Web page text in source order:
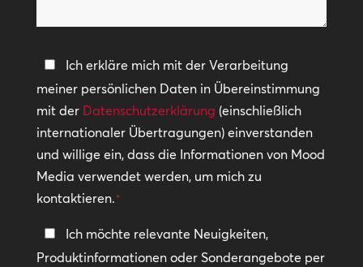
helfen?
Datenschutzerklärung
*
Ich erkläre mich mit der Verarbeitung
meiner persönlichen Daten in Übereinstimmung
mit der Datenschutzerklärung (einschließlich
internationaler Übertragungen) einverstanden
und willige ein, dass die Informationen von Mood
Media verwendet werden, um mich zu
kontaktieren.*
In
Kontakt
Ich möchte relevante Neuigkeiten,
Produktinformationen oder Sonderangebote per